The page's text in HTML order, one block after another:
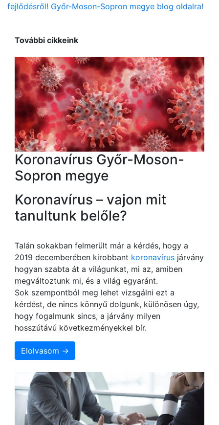
fejlődésről! Győr-Moson-Sopron megye blog oldalra!
További cikkeink
Koronavírus Győr-Moson-
Sopron megye
Koronavírus – vajon mit
tanultunk belőle?
Talán sokakban felmerült már a kérdés, hogy a
2019 decemberében kirobbant koronavírus járvány
hogyan szabta át a világunkat, mi az, amiben
megváltoztunk mi, és a világ egyaránt.
Sok szempontból meg lehet vizsgálni ezt a
kérdést, de nincs könnyű dolgunk, különösen úgy,
hogy fogalmunk sincs, a járvány milyen
hosszútávú következményekkel bír.
Elolvasom →